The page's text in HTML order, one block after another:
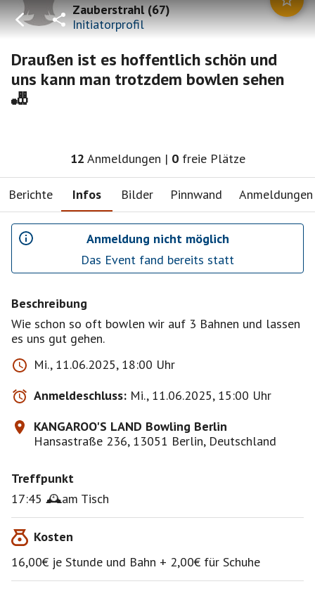
Zauberstrahl(67)
Initiatorprofil
Draußen ist es hoffentlich schön und
uns kann man trotzdem bowlen sehen
🎳
12 Anmeldungen | 0 freie Plätze
Berichte Infos Bilder Pinnwand Anmeldungen
Anmeldung nicht möglich
Das Event fand bereits statt
Beschreibung
Wie schon so oft bowlen wir auf 3 Bahnen und lassen
es uns gut gehen.
Mi., 11.06.2025, 18:00 Uhr
Anmeldeschluss: Mi., 11.06.2025, 15:00 Uhr
KANGAROO'S LAND Bowling Berlin
Hansastraße 236, 13051 Berlin, Deutschland
Treffpunkt
17:45 🕰am Tisch
Kosten
16,00€ je Stunde und Bahn + 2,00€ für Schuhe